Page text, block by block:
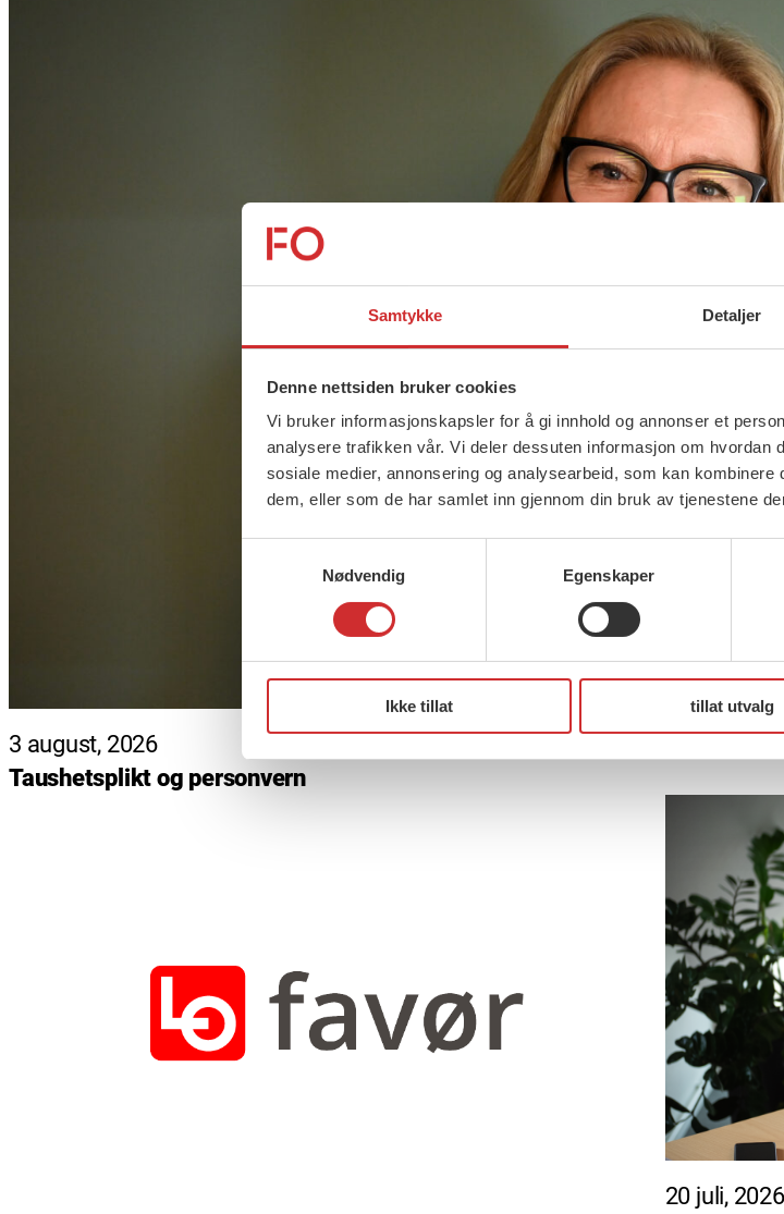
Samtykke Detaljer
Denne nettsiden bruker cookies
Vi bruker informasjonskapsler for å gi innhold og annonser et
analysere trafikken vår. Vi deler dessuten informasjon om hvordan
sosiale medier, annonsering og analysearbeid, som kan
dem, eller som de har samlet inn gjennom din bruk av tjenestene
Nødvendig
Egenskaper
Ikke tillat tillat utvalg
3 august, 2026
Taushetsplikt og personvern
20 juli, 2026